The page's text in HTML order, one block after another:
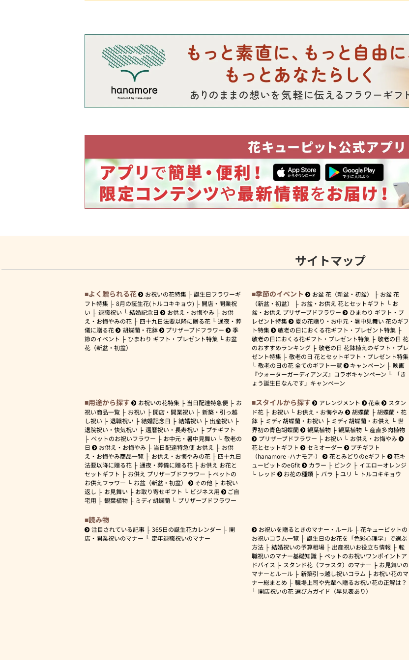
サイトマップ
よく贈られる花 お祝いの花特集
誕生日フラワーギ
フト特集
8月の誕生花(トルコキキョウ)
開店・開業祝
い
退職祝い 結婚記念日 お供え・お悔やみ
お供
え・お悔やみの花
四十九日法要以降に贈る花
通夜・葬
儀に贈る花
胡蝶蘭・花鉢 プリザーブドフラワー
季
節のイベント
ひまわり ギフト・プレゼント特集
お盆
花（新盆・初盆）
季節のイベント お盆 花（新盆・初盆）
お盆 花
（新盆・初盆）
お盆・お供え 花とセットギフト
お
盆・お供え プリザーブドフラワー
ひまわり ギフト・プ
レゼント特集
夏の花贈り・お中元・暑中見舞い 花のギフ
ト特集
敬老の日におくる花ギフト・プレゼント特集
敬老の日におくる花ギフト・プレゼント特集
敬老の日 花
のおすすめランキング
敬老の日 花鉢植えのギフト・プレ
ゼント特集
敬老の日 花とセットギフト・プレゼント特集
敬老の日の花 全てのギフト一覧
キャンペーン
映画
『ウォーターガーディアンズ』コラボキャンペーン
「き
ょう誕生日なんです」キャンペーン
用途から探す お祝いの花特集 当日配達特急便
お
祝い商品一覧
お祝い 開店・開業祝い
新築・引っ越
し祝い
退職祝い 結婚記念日 結婚祝い
出産祝い
退院祝い・快気祝い
還暦祝い・長寿祝い
プチギフト
ペットのお祝いフラワー
お中元・暑中見舞い
敬老の
日
お供え・お悔やみ 当日配達特急便 お供え
お供
え・お悔やみ商品一覧
お供え・お悔やみの花
四十九日
法要以降に贈る花
通夜・葬儀に贈る花
お供え お花と
セットギフト
お供え プリザーブドフラワー
ペットの
お供えフラワー
お盆（新盆・初盆） その他
お祝い
返し
お見舞い お取り寄せギフト ビジネス用
ご自
宅用
観葉植物 ミディ胡蝶蘭 プリザーブドフラワー
スタイルから探す アレンジメント 花束
スタン
ド花
お祝い お供え・お悔やみ 胡蝶蘭
胡蝶蘭・花
鉢
ミディ胡蝶蘭・お祝い ミディ胡蝶蘭・お供え
世
界初の青色胡蝶蘭
観葉植物 観葉植物
産直多肉植物
プリザーブドフラワー
お祝い
お供え・お悔やみ
花とセットギフト
セミオーダー
プチギフト
（hanamore -ハナモア-）
花とみどりのeギフト
花キ
ューピットのeGfit
カラー ピンク
イエローオレンジ
レッド
お花の種類 バラ ユリ トルコキキョウ
読み物
注目されている記事 365日の誕生花カレンダー
開
店・開業祝いのマナー
定年退職祝いのマナー
お祝いを贈るときのマナー・ルール
花キューピットの
お祝いコラム一覧
誕生日のお花を「色彩心理学」で選ぶ
方法
結婚祝いの予算相場 出産祝いお役立ち情報
転
職祝いのマナー基礎知識
ペットのお祝いワンポイントア
ドバイス
スタンド花（フラスタ）のマナー
お見舞いの
マナーとルール
新築引っ越し祝いコラム
お祝い花のマ
ナー総まとめ
職場上司や先輩へ贈るお祝い花の正解は？
開店祝いの花 選び方ガイド（早見表あり）